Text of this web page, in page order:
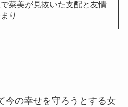
菜美が見抜いた支配と友情
り
今の幸せを守ろうとする女